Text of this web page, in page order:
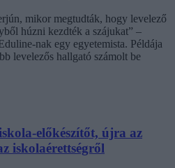
mikor megtudták, hogy levelező
húzni kezdték a szájukat” –
nak egy egyetemista. Példája
levelezős hallgató számolt be
előkészítőt, újra az
iskolaérettségről